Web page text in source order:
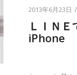
2013年6月23日 /
ＬＩＮ
iPhone